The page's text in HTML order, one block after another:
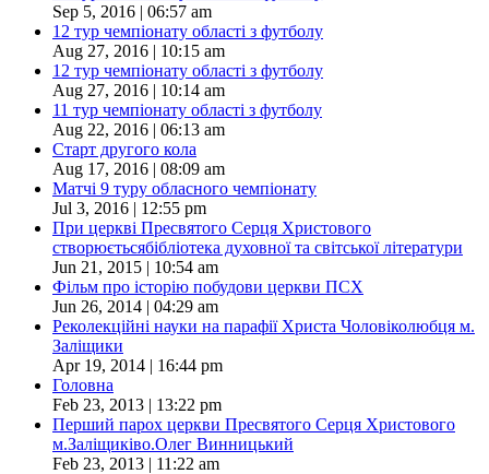
Sep 5, 2016 | 06:57 am
12 тур чемпіонату області з футболу
Aug 27, 2016 | 10:15 am
12 тур чемпіонату області з футболу
Aug 27, 2016 | 10:14 am
11 тур чемпіонату області з футболу
Aug 22, 2016 | 06:13 am
Старт другого кола
Aug 17, 2016 | 08:09 am
Матчі 9 туру обласного чемпіонату
Jul 3, 2016 | 12:55 pm
При церкві Пресвятого Серця Христового
створюєтьсябібліотека духовної та світської літератури
Jun 21, 2015 | 10:54 am
Фільм про історію побудови церкви ПСХ
Jun 26, 2014 | 04:29 am
Реколекційні науки на парафії Христа Чоловіколюбця м.
Заліщики
Apr 19, 2014 | 16:44 pm
Головна
Feb 23, 2013 | 13:22 pm
Перший парох церкви Пресвятого Серця Христового
м.Заліщиківо.Олег Винницький
Feb 23, 2013 | 11:22 am